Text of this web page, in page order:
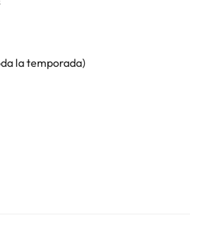
la temporada)